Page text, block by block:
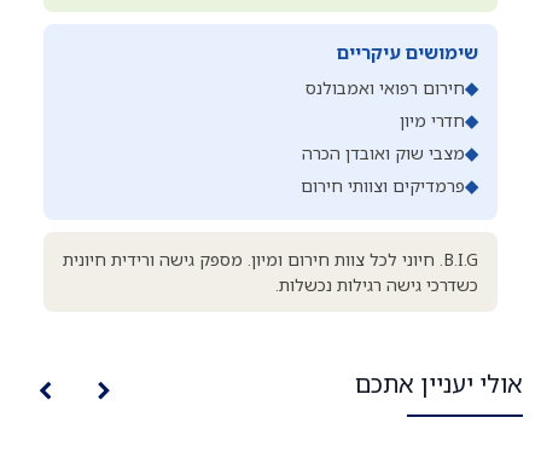
שימושים עיקריים
◆חירום רפואי ואמבולנס
◆חדרי מיון
◆מצבי שוק ואובדן הכרה
◆פרמדיקים וצוותי חירום
B.I.G. חיוני לכל צוות חירום ומיון. מספק גישה ורידית חיונית
כשדרכי גישה רגילות נכשלות.
אולי יעניין אתכם